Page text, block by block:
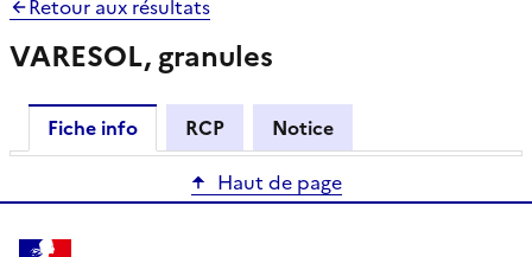
Retour aux résultats
VARESOL, granules
Fiche info RCP
Notice
Haut de page